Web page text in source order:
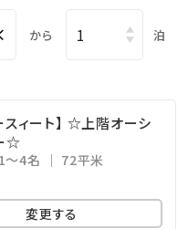
(1日～3日 ￥1,080）
利用代金は含まれてお
追加料金をお支払いた
びくださいませ。
から 泊
スィート】 ☆上階オーシ
☆
1～4名 72平米
変更する